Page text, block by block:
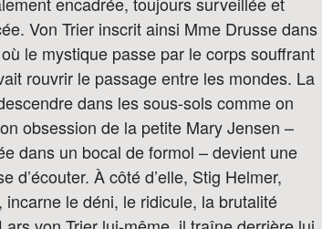
Von Trier inscrit ainsi Mme Drusse dans
le mystique passe par le corps souffrant
rouvrir le passage entre les mondes. La
dans les sous-sols comme on
obsession de la petite Mary Jensen –
dans un bocal de formol – devient une
d’écouter. À côté d’elle, Stig Helmer,
le déni, le ridicule, la brutalité